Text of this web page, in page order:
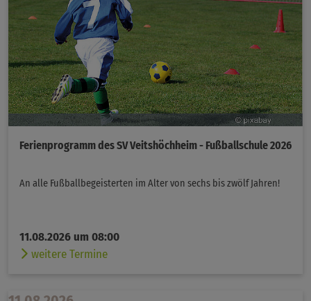
Ferienprogramm des SV Veitshöchheim - Fußballschule 2026
An alle Fußballbegeisterten im Alter von sechs bis zwölf Jahren!
11.08.2026 um 08:00
weitere Termine